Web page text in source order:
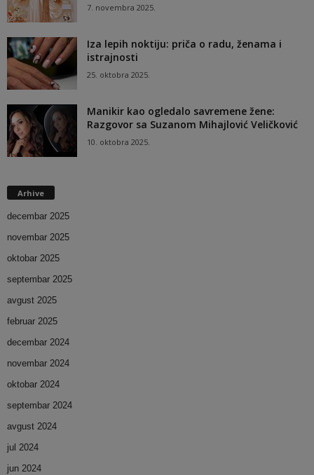
7. novembra 2025.
Iza lepih noktiju: priča o radu, ženama i
istrajnosti
25. oktobra 2025.
Manikir kao ogledalo savremene žene:
Razgovor sa Suzanom Mihajlović Veličković
10. oktobra 2025.
Arhive
decembar 2025
novembar 2025
oktobar 2025
septembar 2025
avgust 2025
februar 2025
decembar 2024
novembar 2024
oktobar 2024
septembar 2024
avgust 2024
jul 2024
jun 2024